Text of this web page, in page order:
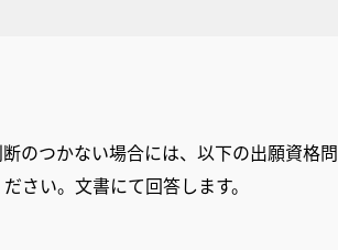
のつかない場合には、以下の出願資格問
さい。文書にて回答します。